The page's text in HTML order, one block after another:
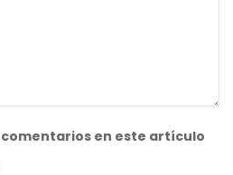
en este artículo